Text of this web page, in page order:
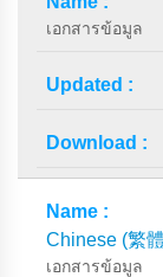
เอกสารข้อมูล
Chinese (繁
เอกสารข้อมูล